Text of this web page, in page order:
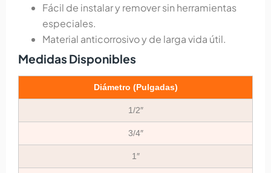
Fácil de instalar y remover sin herramientas
especiales.
Material anticorrosivo y de larga vida útil.
Medidas Disponibles
Diámetro (Pulgadas)
1/2″
3/4″
1″